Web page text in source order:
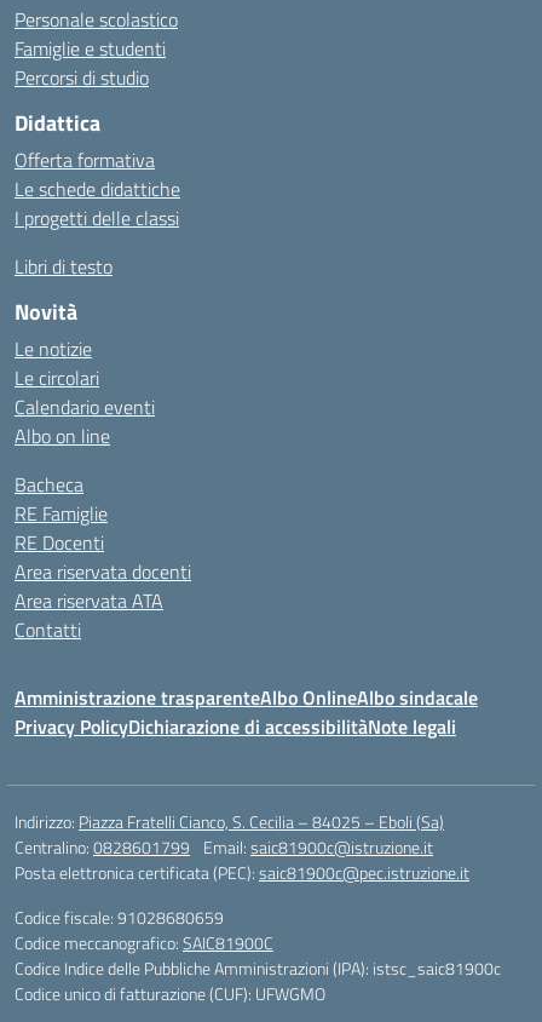
Personale scolastico
Famiglie e studenti
Percorsi di studio
Didattica
Offerta formativa
Le schede didattiche
I progetti delle classi
Libri di testo
Novità
Le notizie
Le circolari
Calendario eventi
Albo on line
Bacheca
RE Famiglie
RE Docenti
Area riservata docenti
Area riservata ATA
Contatti
Amministrazione trasparenteAlbo OnlineAlbo sindacale
Privacy PolicyDichiarazione di accessibilitàNote legali
Indirizzo: Piazza Fratelli Cianco, S. Cecilia – 84025 – Eboli (Sa)
Centralino:0828601799 Email:saic81900c@istruzione.it
Posta elettronica certificata (PEC):saic81900c@pec.istruzione.it
Codice fiscale: 91028680659
Codice meccanografico:SAIC81900C
Codice Indice delle Pubbliche Amministrazioni (IPA): istsc_saic81900c
Codice unico di fatturazione (CUF): UFWGMO